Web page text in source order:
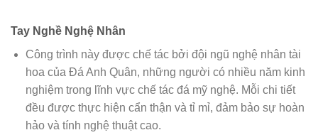
Tay Nghề Nghệ Nhân
Công trình này được chế tác bởi đội ngũ nghệ nhân tài
hoa của Đá Anh Quân, những người có nhiều năm kinh
nghiệm trong lĩnh vực chế tác đá mỹ nghệ. Mỗi chi tiết
đều được thực hiện cẩn thận và tỉ mỉ, đảm bảo sự hoàn
hảo và tính nghệ thuật cao.